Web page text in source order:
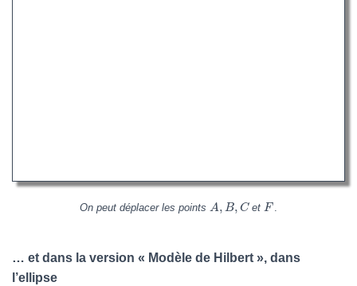
On peut déplacer les pointsA, B, C et F .
… et dans la version « Modèle de Hilbert », dans
l’ellipse